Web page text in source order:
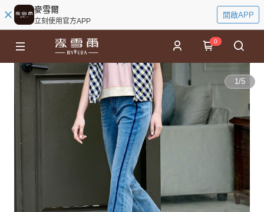
麥雪爾
立刻使用官方APP
開啟APP
0
1/5